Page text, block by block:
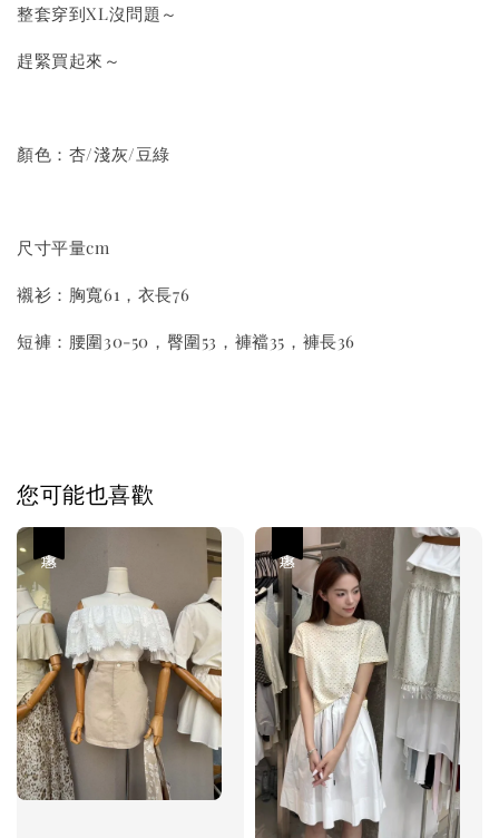
整套穿到XL沒問題～
趕緊買起來～
顏色：杏/淺灰/豆綠
尺寸平量cm
襯衫：胸寬61，衣長76
短褲：腰圍30-50，臀圍53，褲襠35，褲長36
您可能也喜歡